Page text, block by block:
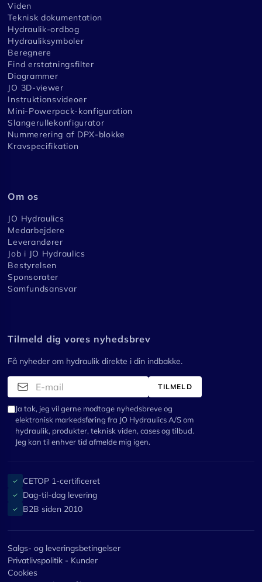
Viden
Teknisk dokumentation
Hydraulik-ordbog
Hydrauliksymboler
Beregnere
Find erstatningsfilter
Diagrammer
JO 3D-viewer
Instruktionsvideoer
Mini-Powerpack-konfiguration
Slangerullekonfigurator
Nummerering af DPX-blokke
Kravspecifikation
Om os
JO Hydraulics
Medarbejdere
Leverandører
Job i JO Hydraulics
Bestyrelsen
Sponsorater
Samfundsansvar
Tilmeld dig vores nyhedsbrev
Få nyheder om hydraulik direkte i din indbakke.
TILMELD
Ja tak, jeg vil gerne modtage nyhedsbreve og
elektronisk markedsføring fra JO Hydraulics A/S om
hydraulik, produkter, teknisk viden, cases og tilbud.
Jeg kan til enhver tid afmelde mig igen.
✓ CETOP 1-certificeret
✓ Dag-til-dag levering
✓ B2B siden 2010
Salgs- og leveringsbetingelser
Privatlivspolitik - Kunder
Cookies